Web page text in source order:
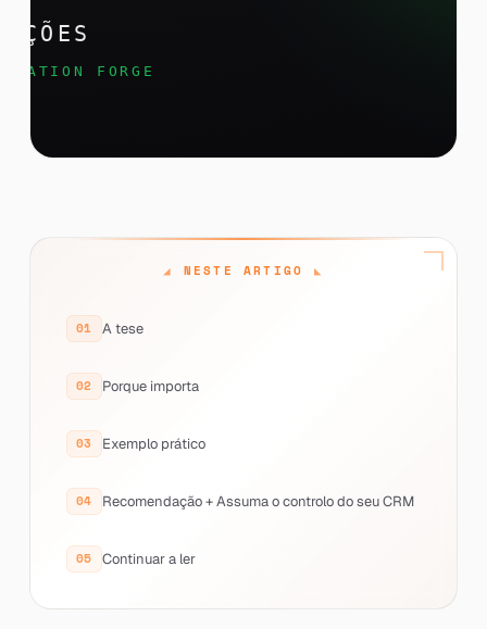
NESTE ARTIGO
A tese
Porque importa
Exemplo prático
Recomendação + Assuma o controlo do seu CRM
Continuar a ler